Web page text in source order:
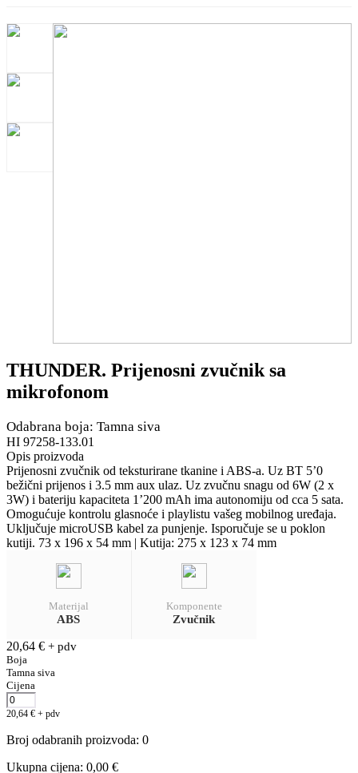
THUNDER. Prijenosni zvučnik sa
mikrofonom
Odabrana boja: Tamna siva
HI 97258-133.01
Opis proizvoda
Prijenosni zvučnik od teksturirane tkanine i ABS-a. Uz BT 5’0
bežični prijenos i 3.5 mm aux ulaz. Uz zvučnu snagu od 6W (2 x
3W) i bateriju kapaciteta 1’200 mAh ima autonomiju od cca 5 sata.
Omogućuje kontrolu glasnoće i playlistu vašeg mobilnog uređaja.
Uključuje microUSB kabel za punjenje. Isporučuje se u poklon
kutiji. 73 x 196 x 54 mm | Kutija: 275 x 123 x 74 mm
Materijal
ABS
Komponente
Zvučnik
20,64 € + pdv
Boja
Tamna siva
Cijena
20,64 € + pdv
Broj odabranih proizvoda: 0
Ukupna cijena: 0,00 €